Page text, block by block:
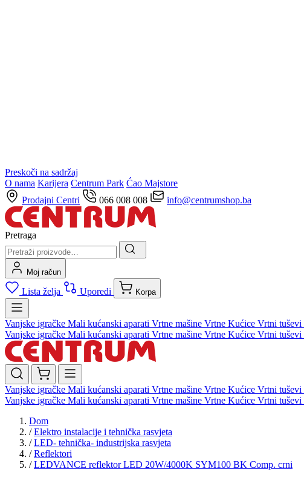
Preskoči na sadržaj
O nama Karijera Centrum Park Ćao Majstore
Prodajni Centri
066 008 008 info@centrumshop.ba
Pretraga
Moj račun
Lista želja Uporedi Korpa
Vanjske igračke Mali kućanski aparati Vrtne mašine Vrtne Kućice Vrtni tuševi
Vanjske igračke Mali kućanski aparati Vrtne mašine Vrtne Kućice Vrtni tuševi
Vanjske igračke Mali kućanski aparati Vrtne mašine Vrtne Kućice Vrtni tuševi
Vanjske igračke Mali kućanski aparati Vrtne mašine Vrtne Kućice Vrtni tuševi
Dom
/ Elektro instalacije i tehnička rasvjeta
/ LED- tehnička- industrijska rasvjeta
/ Reflektori
/ LEDVANCE reflektor LED 20W/4000K SYM100 BK Comp. crni